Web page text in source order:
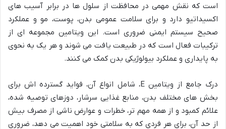
است که نقش مهمی در محافظت از سلول ها در برابر آسیب های
اکسیداتیو دارد و برای سلامت عمومی بدن، پوست، مو و عملکرد
صحیح سیستم ایمنی ضروری است. این ویتامین مجموعه ای از
ترکیبات فعال است که در طبیعت یافت می شوند و هر یک به نحوی
به پایداری و عملکرد بیولوژیکی بدن کمک می کنند.
درک جامع از ویتامین E، شامل انواع آن، فواید گسترده اش برای
بخش های مختلف بدن، منابع غذایی سرشار، دوزهای توصیه شده،
علائم کمبود و از همه مهم تر، خطرات و عوارض ناشی از مصرف بیش
از حد آن، برای هر فردی که به سلامتی خود اهمیت می دهد، ضروری